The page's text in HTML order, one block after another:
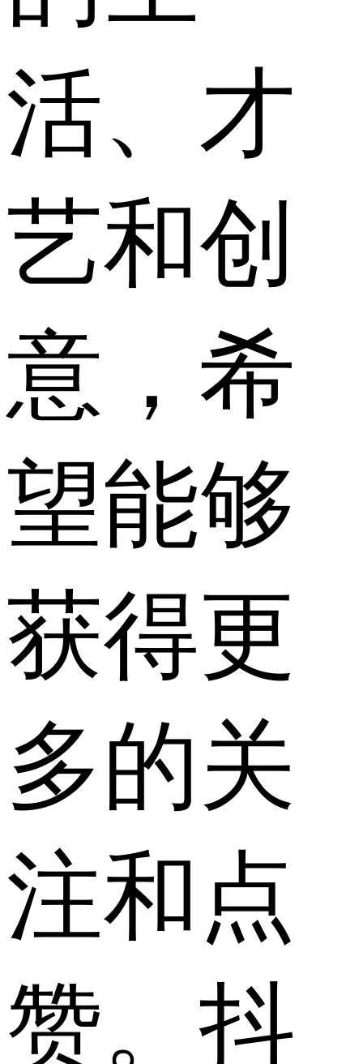
活、才
艺和创
意，希
望能够
获得更
多的关
注和点
赞。抖